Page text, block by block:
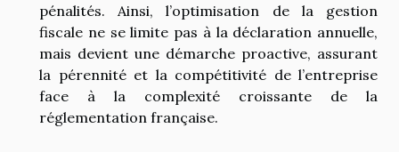
pénalités. Ainsi, l’optimisation de la gestion
fiscale ne se limite pas à la déclaration annuelle,
mais devient une démarche proactive, assurant
la pérennité et la compétitivité de l’entreprise
face à la complexité croissante de la
réglementation française.